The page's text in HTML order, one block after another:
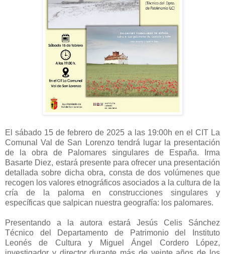
El sábado 15 de febrero de 2025 a las 19:00h en el CIT La
Comunal Val de San Lorenzo tendrá lugar la presentación
de la obra de Palomares singulares de España. Irma
Basarte Diez, estará presente para ofrecer una presentación
detallada sobre dicha obra, consta de dos volúmenes que
recogen los valores etnográficos asociados a la cultura de la
cría de la paloma en construcciones singulares y
específicas que salpican nuestra geografía: los palomares.
Presentando a la autora estará Jesús Celis Sánchez
Técnico del Departamento de Patrimonio del Instituto
Leonés de Cultura y Miguel Ángel Cordero López,